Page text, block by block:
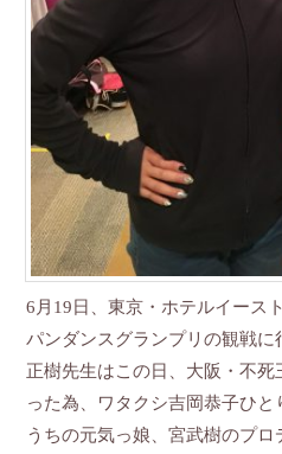
6月19日、東京・ホテルイース
パンダンスグランプリの観戦に
正樹先生はこの日、大阪・不
った為、ワタクシ吉岡恭子ひと
うちの元気っ娘、宮武樹のプ